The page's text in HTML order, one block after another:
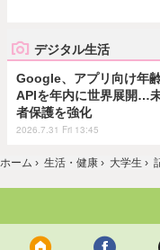
デジタル生活
Google、アプリ向け年
APIを年内に世界展開…
者保護を強化
2026.7.31 Fri 13:45
ホーム › 生活・健康 › 大学生 ›